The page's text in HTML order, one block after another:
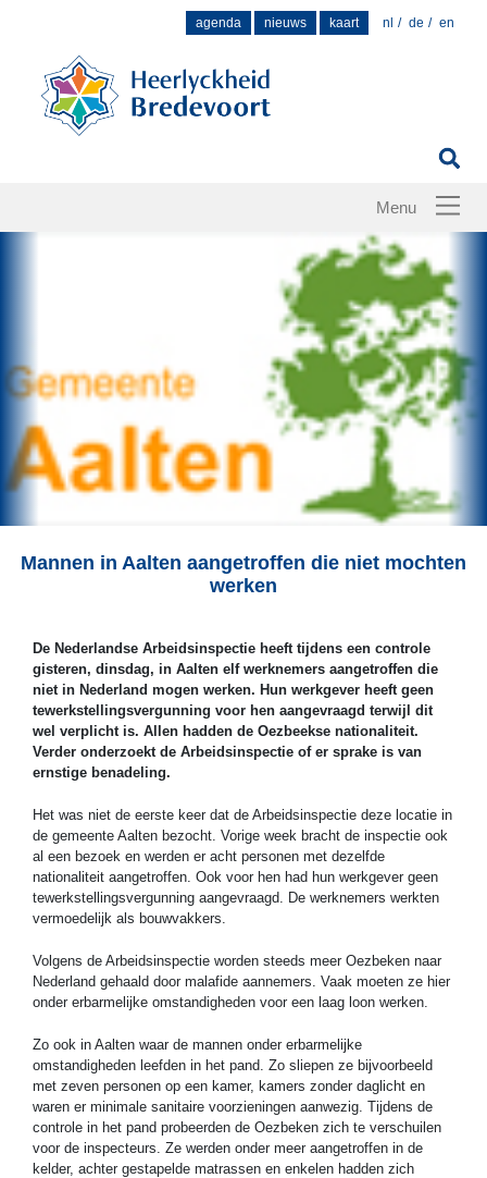
agenda nieuws kaart nl de en
Mannen in Aalten aangetroffen die niet mochten
werken
De Nederlandse Arbeidsinspectie heeft tijdens een controle
gisteren, dinsdag, in Aalten elf werknemers aangetroffen die
niet in Nederland mogen werken. Hun werkgever heeft geen
tewerkstellingsvergunning voor hen aangevraagd terwijl dit
wel verplicht is. Allen hadden de Oezbeekse nationaliteit.
Verder onderzoekt de Arbeidsinspectie of er sprake is van
ernstige benadeling.
Het was niet de eerste keer dat de Arbeidsinspectie deze locatie in
de gemeente Aalten bezocht. Vorige week bracht de inspectie ook
al een bezoek en werden er acht personen met dezelfde
nationaliteit aangetroffen. Ook voor hen had hun werkgever geen
tewerkstellingsvergunning aangevraagd. De werknemers werkten
vermoedelijk als bouwvakkers.
Volgens de Arbeidsinspectie worden steeds meer Oezbeken naar
Nederland gehaald door malafide aannemers. Vaak moeten ze hier
onder erbarmelijke omstandigheden voor een laag loon werken.
Zo ook in Aalten waar de mannen onder erbarmelijke
omstandigheden leefden in het pand. Zo sliepen ze bijvoorbeeld
met zeven personen op een kamer, kamers zonder daglicht en
waren er minimale sanitaire voorzieningen aanwezig. Tijdens de
controle in het pand probeerden de Oezbeken zich te verschuilen
voor de inspecteurs. Ze werden onder meer aangetroffen in de
kelder, achter gestapelde matrassen en enkelen hadden zich